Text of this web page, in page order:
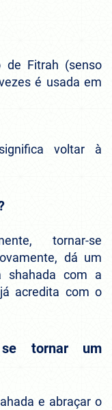
Fitrah (senso
é usada em
voltar à
tornar-se
dá um
shahada com a
acredita com o
tornar um
e abraçar o